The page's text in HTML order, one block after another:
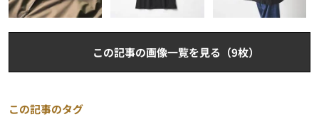
この記事の画像一覧を見る（9枚）
この記事のタグ